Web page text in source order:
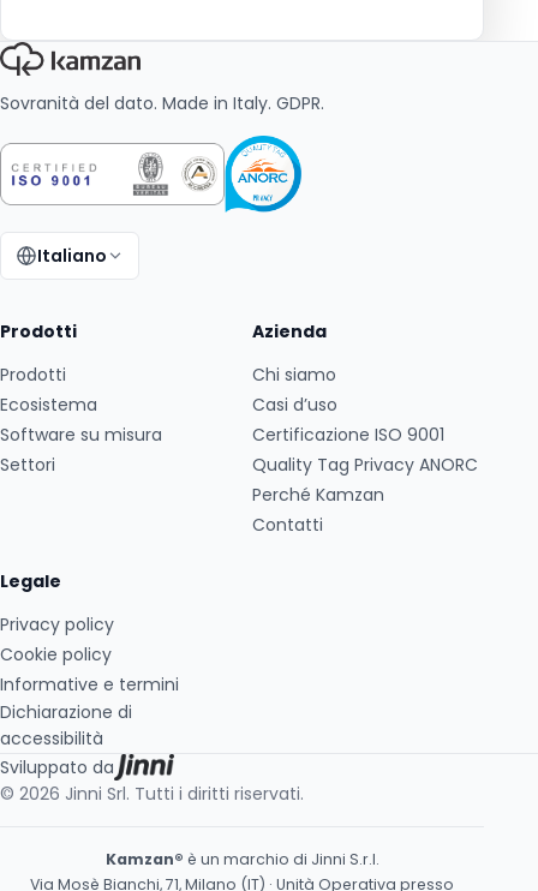
Sovranità del dato. Made in Italy. GDPR.
Cambia lingua:
Italiano
Prodotti
Prodotti
Ecosistema
Software su misura
Settori
Azienda
Chi siamo
Casi d’uso
Certificazione ISO 9001
Quality Tag Privacy ANORC
Perché Kamzan
Contatti
Legale
Privacy policy
Cookie policy
Informative e termini
Dichiarazione di
accessibilità
Sviluppato da
© 2026 Jinni Srl. Tutti i diritti riservati.
Kamzan® è un marchio di Jinni S.r.l.
Via Mosè Bianchi, 71, Milano (IT) · Unità Operativa presso